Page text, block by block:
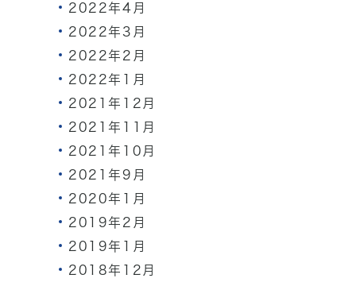
2022年4月
2022年3月
2022年2月
2022年1月
2021年12月
2021年11月
2021年10月
2021年9月
2020年1月
2019年2月
2019年1月
2018年12月